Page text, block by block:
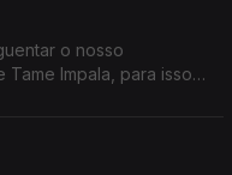
o nosso
Impala, para isso